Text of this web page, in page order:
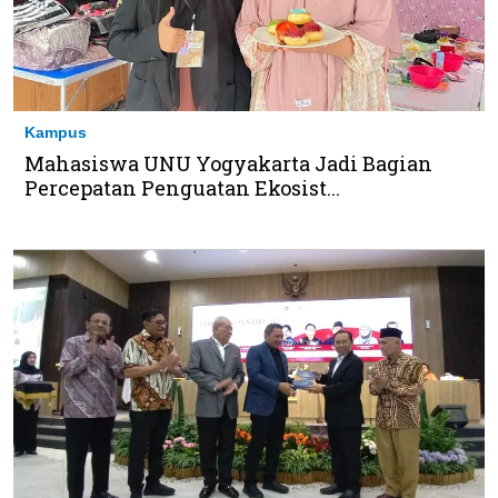
Kampus
Mahasiswa UNU Yogyakarta Jadi Bagian
Percepatan Penguatan Ekosist...